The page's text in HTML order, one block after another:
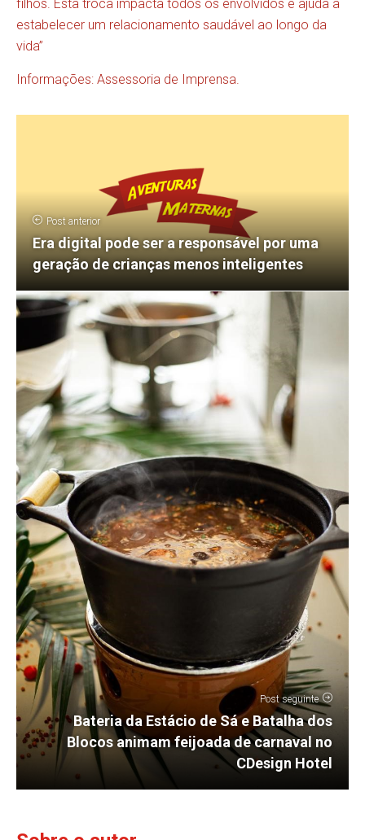
filhos. Esta troca impacta todos os envolvidos e ajuda a
estabelecer um relacionamento saudável ao longo da
vida’’
Informações: Assessoria de Imprensa.
Post anterior
Era digital pode ser a responsável por uma
geração de crianças menos inteligentes
Post seguinte
Bateria da Estácio de Sá e Batalha dos
Blocos animam feijoada de carnaval no
CDesign Hotel